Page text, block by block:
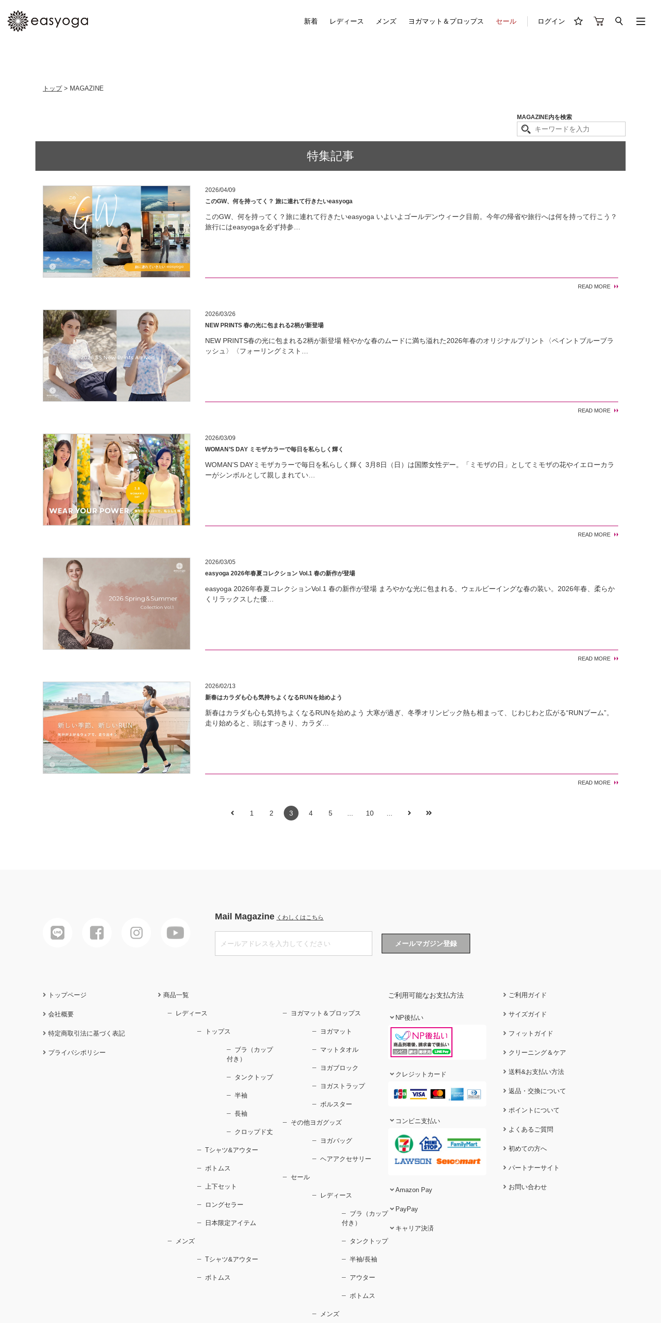
新着 レディース メンズ ヨガマット＆プロップス セール ログイン
トップ> MAGAZINE
MAGAZINE内を検索
特集記事
2026/04/09
このGW、何を持ってく？ 旅に連れて行きたいeasyoga
このGW、何を持ってく？旅に連れて行きたいeasyoga いよいよゴールデンウィーク目前。今年の帰省や旅行へは何を持って行こう？
旅行にはeasyogaを必ず持参…
READ MORE
2026/03/26
NEW PRINTS 春の光に包まれる2柄が新登場
NEW PRINTS春の光に包まれる2柄が新登場 軽やかな春のムードに満ち溢れた2026年春のオリジナルプリント〈ペイントブルーブラ
ッシュ〉〈フォーリングミスト…
READ MORE
2026/03/09
WOMAN’S DAY ミモザカラーで毎日を私らしく輝く
WOMAN’S DAYミモザカラーで毎日を私らしく輝く 3月8日（日）は国際女性デー。「ミモザの日」としてミモザの花やイエローカラ
ーがシンボルとして親しまれてい…
READ MORE
2026/03/05
easyoga 2026年春夏コレクション Vol.1 春の新作が登場
easyoga 2026年春夏コレクションVol.1 春の新作が登場 まろやかな光に包まれる、ウェルビーイングな春の装い。2026年春、柔らか
くリラックスした優…
READ MORE
2026/02/13
新春はカラダも心も気持ちよくなるRUNを始めよう
新春はカラダも心も気持ちよくなるRUNを始めよう 大寒が過ぎ、冬季オリンピック熱も相まって、じわじわと広がる“RUNブーム”。
走り始めると、頭はすっきり、カラダ…
READ MORE
1 2 3 4 5 10
Mail Magazine くわしくはこちら
トップページ
会社概要
特定商取引法に基づく表記
プライバシポリシー
商品一覧
レディース
トップス
ブラ（カップ
付き）
タンクトップ
半袖
長袖
クロップド丈
Tシャツ&アウター
ボトムス
上下セット
ロングセラー
日本限定アイテム
メンズ
Tシャツ&アウター
ボトムス
ヨガマット＆プロップス
ヨガマット
マットタオル
ヨガブロック
ヨガストラップ
ボルスター
その他ヨガグッズ
ヨガバッグ
ヘアアクセサリー
セール
レディース
ブラ（カップ
付き）
タンクトップ
半袖/長袖
アウター
ボトムス
メンズ
ご利用可能なお支払方法
NP後払い
クレジットカード
コンビニ支払い
Amazon Pay
PayPay
キャリア決済
ご利用ガイド
サイズガイド
フィットガイド
クリーニング＆ケア
送料&お支払い方法
返品・交換について
ポイントについて
よくあるご質問
初めての方へ
パートナーサイト
お問い合わせ